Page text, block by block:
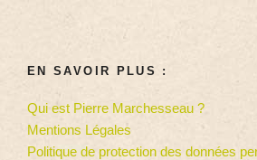
EN SAVOIR PLUS :
Qui est Pierre Marchesseau ?
Mentions Légales
Politique de protection des données